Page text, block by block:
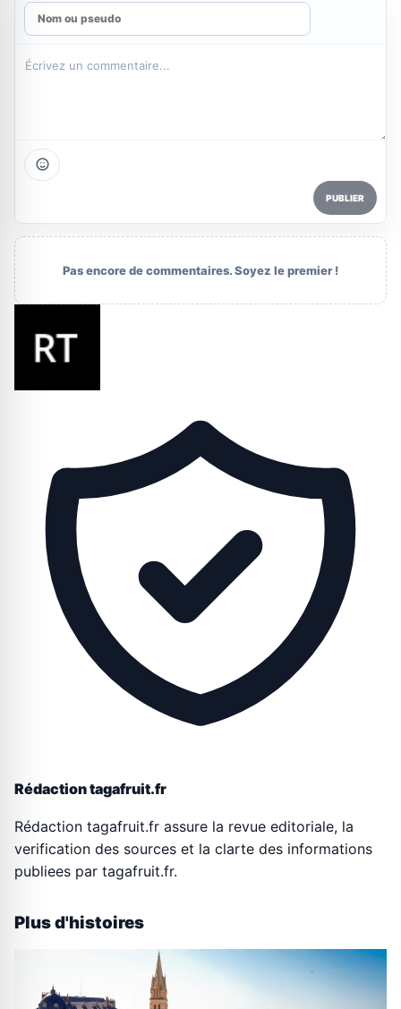
PUBLIER
Pas encore de commentaires. Soyez le premier !
Rédaction tagafruit.fr
Rédaction tagafruit.fr assure la revue editoriale, la
verification des sources et la clarte des informations
publiees par tagafruit.fr.
Plus d'histoires